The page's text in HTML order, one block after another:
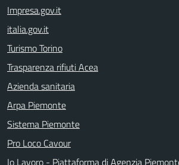
Impresa.gov.it
italia.gov.it
Turismo Torino
Trasparenza rifiuti Acea
Azienda sanitaria
Arpa Piemonte
Sistema Piemonte
Pro Loco Cavour
Io Lavoro - Piattaforma di Agenzia